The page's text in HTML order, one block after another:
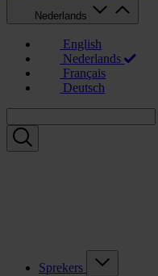
Nederlands
English
Nederlands
Français
Deutsch
Sprekers